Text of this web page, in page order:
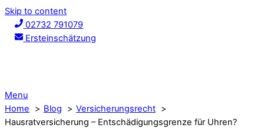
Skip to content
02732 791079
Ersteinschätzung
Menu
Home
Blog
Versicherungsrecht
Hausratversicherung – Entschädigungsgrenze für Uhren?